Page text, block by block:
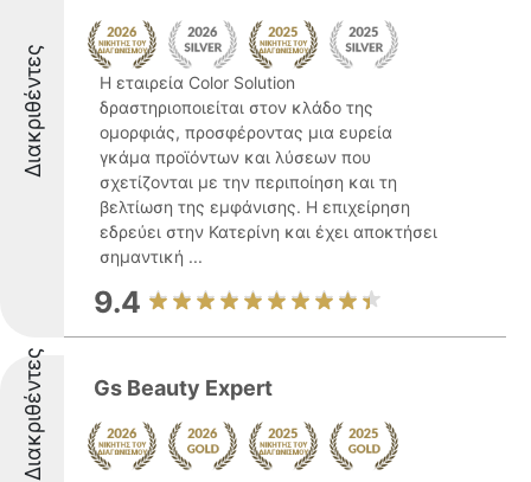
Διακριθέντες
Η εταιρεία Color Solution
δραστηριοποιείται στον κλάδο της
ομορφιάς, προσφέροντας μια ευρεία
γκάμα προϊόντων και λύσεων που
σχετίζονται με την περιποίηση και τη
βελτίωση της εμφάνισης. Η επιχείρηση
εδρεύει στην Κατερίνη και έχει αποκτήσει
σημαντική ...
9.4
Διακριθέντες Gs Beauty Expert